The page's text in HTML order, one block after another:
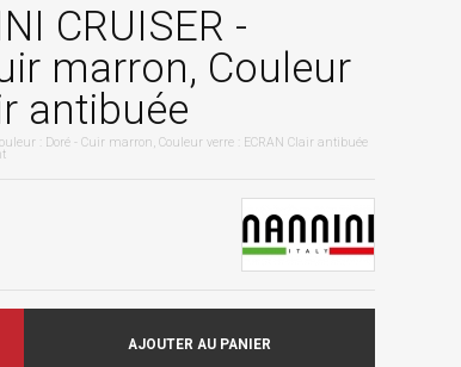
CRUISER -
marron, Couleur
antibuée
: Doré - Cuir marron, Couleur verre : ECRAN Clair antibuée
AJOUTER AU PANIER